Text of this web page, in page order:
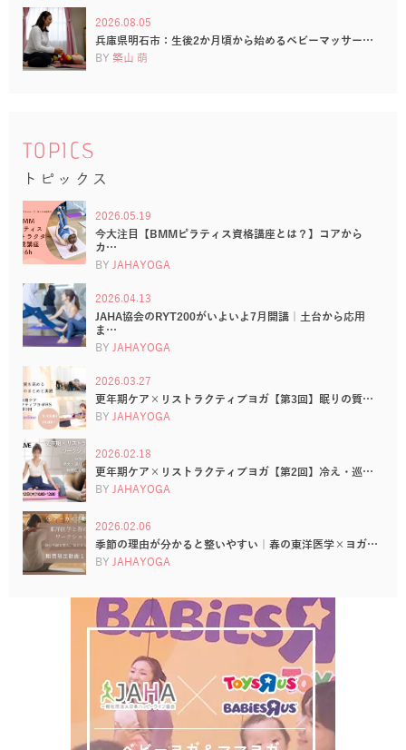
2026.08.05
兵庫県明石市：生後2か月頃から始めるベビーマッサー…
BY 築山 萌
TOPICS
トピックス
2026.05.19
今大注目【BMMピラティス資格講座とは？】コアから
カ…
BY JAHAYOGA
2026.04.13
JAHA協会のRYT200がいよいよ7月開講｜土台から応用
ま…
BY JAHAYOGA
2026.03.27
更年期ケア×リストラクティブヨガ【第3回】眠りの質…
BY JAHAYOGA
2026.02.18
更年期ケア×リストラクティブヨガ【第2回】冷え・巡…
BY JAHAYOGA
2026.02.06
季節の理由が分かると整いやすい｜春の東洋医学×ヨガ…
BY JAHAYOGA